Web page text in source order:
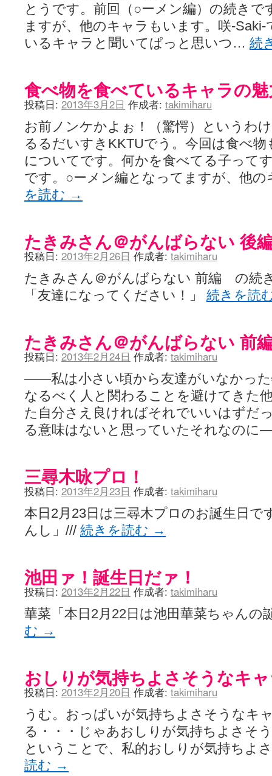
とうです。前回（○ーメン編）の続き
ますが、他のキャラもいます。咲-
いるキャラと聞いてぱっと思いつ… 続
食べ物を食べているキャラの
投稿日: 2013年3月2日 作成者: takimiharu
お前ノンケかよぉ！（驚愕）というわ
るるだいすきKKTUでう。今回は食べ
についてです。何かを食べてる子って
です。○ーメン編となってますが、他
を読む →
たきみさん＠がんばらない 後
投稿日: 2013年2月26日 作成者: takimiharu
たきみさん＠がんばらない 前編 の続
「友達になってください！」 続きを読
たきみさん＠がんばらない 前
投稿日: 2013年2月24日 作成者: takimiharu
――私は小さい頃から友達がいなかっ
なるべく人と関わることを避けてきた
た自分さえ良ければそれでいいはずだ
る意味はないと思っていたそれなの
三尋木咏プロ！
投稿日: 2013年2月23日 作成者: takimiharu
本日2月23日は三尋木プロのお誕生日で
んし」/// 続きを読む →
池田ァ！誕生日だァ！
投稿日: 2013年2月22日 作成者: takimiharu
華菜「本日2月22日は池田華菜ちゃんの
む →
おしりが気持ちよさそうなキ
投稿日: 2013年2月20日 作成者: takimiharu
うむ。おっぱいが気持ちよさそうなキ
る・・・じゃあおしりが気持ちよさそ
ということで、私的おしりが気持ちよ
読む →